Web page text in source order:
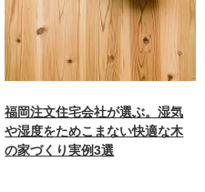
福岡注文住宅会社が選ぶ。湿気
や湿度をためこまない快適な木
の家づくり実例3選